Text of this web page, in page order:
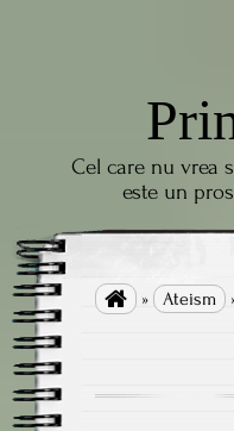
Cel care nu vrea
este un
 » Ateism